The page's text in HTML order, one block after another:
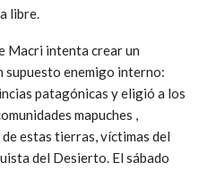
libre.
Macri intenta crear un
enemigo interno:
patagónicas y eligió a los
mapuches ,
estas tierras, víctimas del
del Desierto. El sábado